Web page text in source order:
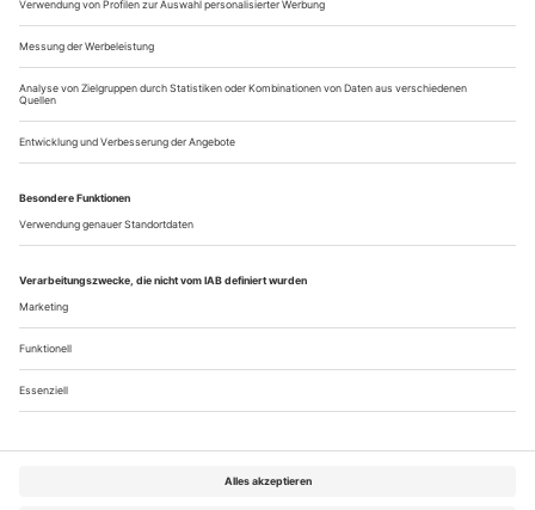
Goldregeln für Goldkehlen
Eindrücke vom Internationalen Gesangswettbewerb «Mirjam Herlin»
in Helsinki
Nur alle fünf Jahre findet der 1984 ins Leben gerufene und
nach der Sängerin und Gesangspädagogin Mirjam Herlin
(1911-2006) benannte Gesangswettbewerb in Helsinki statt.
Er genießt internationales Ansehen und kann bereits auf eine
stolze Siegerliste zurückblicken, in der sich Namen wie
Vladimir Chernov, Olaf Bär, Andrea Rost, René Pape und
Elina Garanca finden. Die...
Über uns Kontakt Kritikerumfrage Newsletter